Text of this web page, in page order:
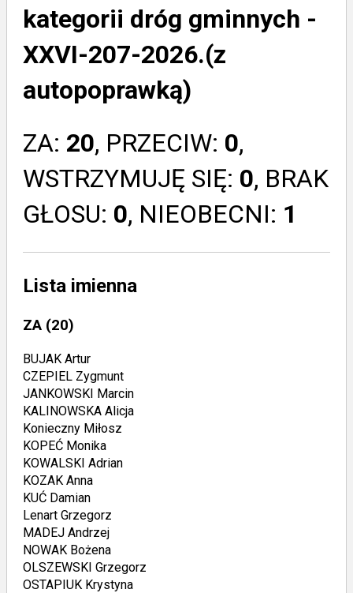
kategorii dróg gminnych -
XXVI-207-2026.(z
autopoprawką)
ZA: 20, PRZECIW: 0,
WSTRZYMUJĘ SIĘ: 0, BRAK
GŁOSU: 0, NIEOBECNI: 1
Lista imienna
ZA (20)
BUJAK Artur
CZEPIEL Zygmunt
JANKOWSKI Marcin
KALINOWSKA Alicja
Konieczny Miłosz
KOPEĆ Monika
KOWALSKI Adrian
KOZAK Anna
KUĆ Damian
Lenart Grzegorz
MADEJ Andrzej
NOWAK Bożena
OLSZEWSKI Grzegorz
OSTAPIUK Krystyna